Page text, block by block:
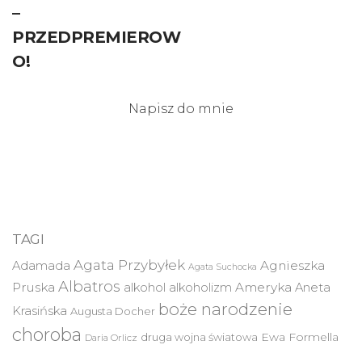
–
PRZEDPREMIEROW
O!
Napisz do mnie
TAGI
Adamada Agata Przybyłek Agata Suchocka Agnieszka
Pruska Albatros alkohol alkoholizm Ameryka Aneta
Krasińska Augusta Docher boże narodzenie
choroba Daria Orlicz druga wojna światowa Ewa Formella